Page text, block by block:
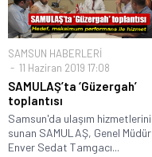
SAMSUN HABERLERİ
11 Haziran 2019 17:08
SAMULAŞ’ta ‘Güzergah’
toplantısı
Samsun'da ulaşım hizmetlerini
sunan SAMULAŞ, Genel Müdür
Enver Sedat Tamgacı...